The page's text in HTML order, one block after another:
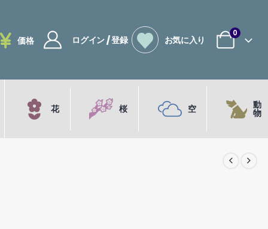
価格 ログイン / 登録 お気に入り
0
花 桜 空 動
物